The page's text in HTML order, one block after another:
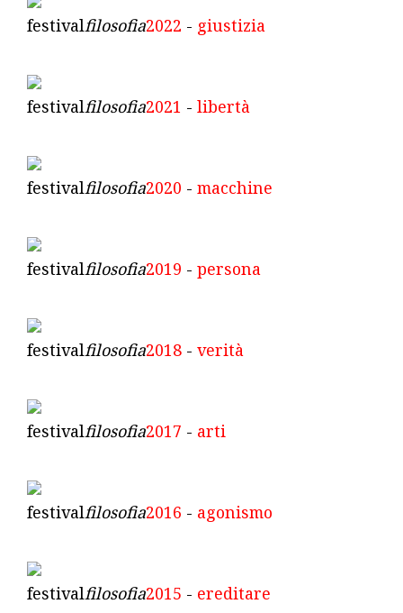
festivalfilosofia2022 - giustizia
festivalfilosofia2021 - libertà
festivalfilosofia2020 - macchine
festivalfilosofia2019 - persona
festivalfilosofia2018 - verità
festivalfilosofia2017 - arti
festivalfilosofia2016 - agonismo
festivalfilosofia2015 - ereditare